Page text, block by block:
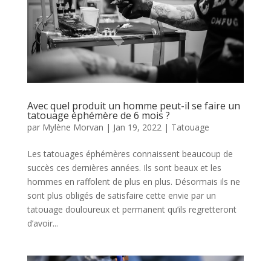
Avec quel produit un homme peut-il se faire un
tatouage éphémère de 6 mois ?
par Mylène Morvan | Jan 19, 2022| Tatouage
Les tatouages éphémères connaissent beaucoup de
succès ces dernières années. Ils sont beaux et les
hommes en raffolent de plus en plus. Désormais ils ne
sont plus obligés de satisfaire cette envie par un
tatouage douloureux et permanent qu’ils regretteront
d’avoir...